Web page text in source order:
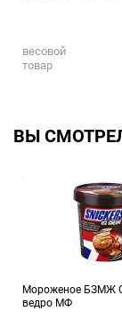
весовой
товар
ВЫ
Мороженое БЗМЖ
ведро МФ